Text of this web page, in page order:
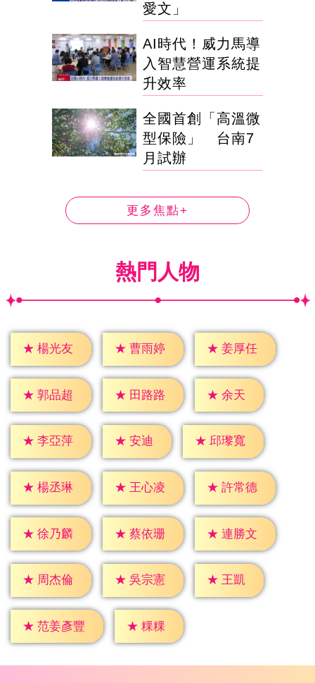
愛文」
AI時代！威力馬導
入智慧營運系統提
升效率
全國首創「高溫微
型保險」 台南7
月試辦
更多焦點+
熱門人物
★ 楊光友 ★ 曹雨婷 ★ 姜厚任
★ 郭品超 ★ 田路路 ★ 余天
★ 李亞萍 ★ 安迪 ★ 邱瓈寬
★ 楊丞琳 ★ 王心凌 ★ 許常德
★ 徐乃麟 ★ 蔡依珊 ★ 連勝文
★ 周杰倫 ★ 吳宗憲 ★ 王凱
★ 范姜彥豐 ★ 粿粿